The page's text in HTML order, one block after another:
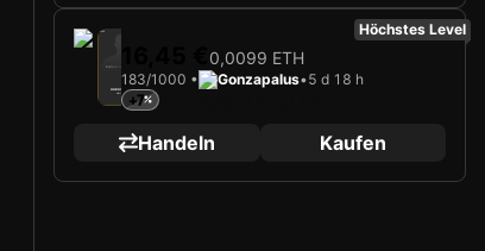
Höchstes Level
2026
HARUYA FUJII
Verteidiger
Karte wird geladen … 0,0099 ETH
183/1000 • Gonzapalus•5 d 18 h
+7
Handeln Kaufen